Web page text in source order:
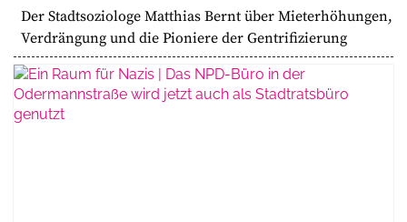
Der Stadtsoziologe Matthias Bernt über Mieterhöhungen,
Verdrängung und die Pioniere der Gentrifizierung